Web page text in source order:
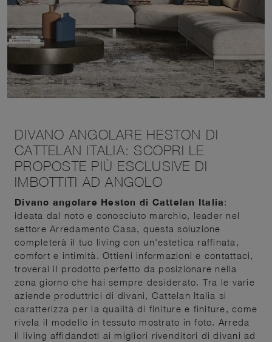
DIVANO ANGOLARE HESTON DI
CATTELAN ITALIA: SCOPRI LE
PROPOSTE PIÙ ESCLUSIVE DI
IMBOTTITI AD ANGOLO
Divano angolare Heston di Cattelan Italia:
ideata dal noto e conosciuto marchio, leader nel
settore Arredamento Casa, questa soluzione
completerà il tuo living con un'estetica raffinata,
comfort e intimità. Ottieni informazioni e contattaci,
troverai il prodotto perfetto da posizionare nella
zona giorno che hai sempre desiderato. Tra le varie
aziende produttrici di divani, Cattelan Italia si
caratterizza per la qualità di finiture e finiture, come
rivela il modello in tessuto mostrato in foto. Arreda
il living affidandoti ai migliori rivenditori di divani ad